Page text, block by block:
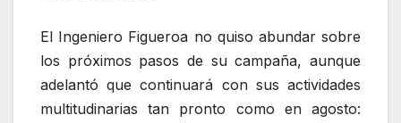
El Ingeniero Figueroa no quiso abundar sobre
los próximos pasos de su campaña, aunque
adelantó que continuará con sus actividades
multitudinarias tan pronto como en agosto: